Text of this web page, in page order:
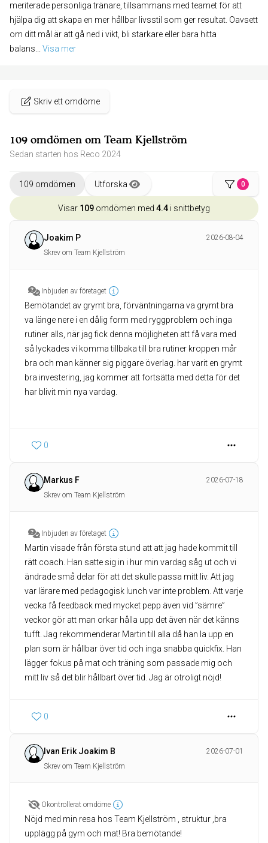
meriterade personliga tränare, tillsammans med teamet för att
hjälpa dig att skapa en mer hållbar livsstil som ger resultat. Oavsett
om ditt mål är att gå ned i vikt, bli starkare eller bara hitta
balans
Visa mer
Skriv ett omdöme
109 omdömen om Team Kjellström
Sedan starten hos Reco 2024
109 omdömen Utforska 0
Visar 109 omdömen med 4.4 i snittbetyg
Joakim P
2026-08-04
Skrev om Team Kjellström
Inbjuden av företaget
Bemötandet av grymt bra, förväntningarna va grymt bra
va länge nere i en dålig form med ryggproblem och inga
rutiner alls, när jag fick denna möjligheten att få vara med
så lyckades vi komma tillbaka till bra rutiner kroppen mår
bra och man känner sig piggare överlag. har varit en grymt
bra investering, jag kommer att fortsätta med detta för det
har blivit min nya vardag.
0
Markus F
2026-07-18
Skrev om Team Kjellström
Inbjuden av företaget
Martin visade från första stund att att jag hade kommit till
rätt coach. Han satte sig in i hur min vardag såg ut och vi
ändrade små delar för att det skulle passa mitt liv. Att jag
var lärare med pedagogisk lunch var inte problem. Att varje
vecka få feedback med mycket pepp även vid ”sämre”
veckor gör att man orkar hålla upp det även när det känns
tufft. Jag rekommenderar Martin till alla då han la upp en
plan som är hållbar över tid och inga snabba quickfix. Han
lägger fokus på mat och träning som passade mig och
mitt liv så det blir hållbart över tid. Jag är otroligt nöjd!
0
Ivan Erik Joakim B
2026-07-01
Skrev om Team Kjellström
Okontrollerat omdöme
Nöjd med min resa hos Team Kjellström , struktur ,bra
upplägg på gym och mat! Bra bemötande!